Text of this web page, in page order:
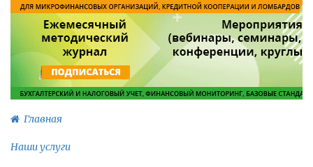
Главная
Наши услуги